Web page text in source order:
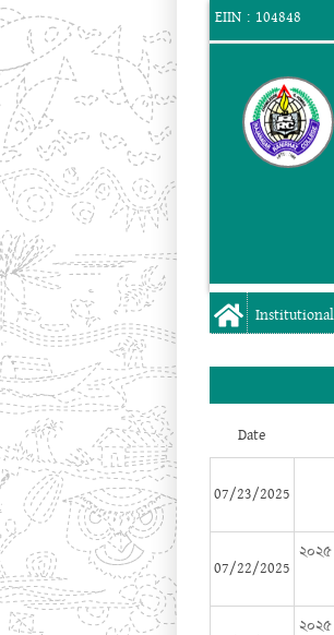
EIIN : 104848
Date
07/23/2025
07/22/2025
২০২৫
২০২৫